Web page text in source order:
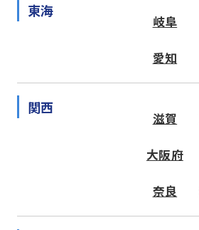
東海
岐阜
愛知
関西
滋賀
大阪府
奈良